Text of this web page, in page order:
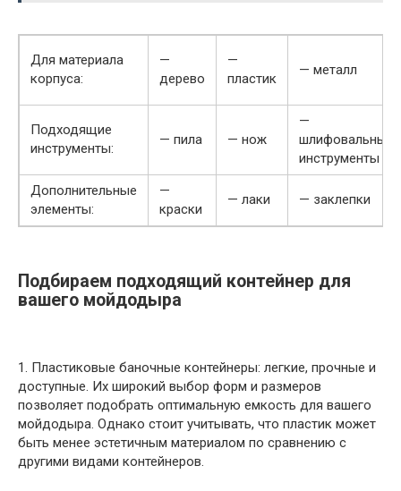
Для материала
корпуса:
—
дерево
—
пластик
— металл
Подходящие
инструменты:
— пила — нож
—
шлифовальные
инструменты
Дополнительные
элементы:
—
краски
— лаки — заклепки
Подбираем подходящий контейнер для
вашего мойдодыра
1. Пластиковые баночные контейнеры: легкие, прочные и
доступные. Их широкий выбор форм и размеров
позволяет подобрать оптимальную емкость для вашего
мойдодыра. Однако стоит учитывать, что пластик может
быть менее эстетичным материалом по сравнению с
другими видами контейнеров.